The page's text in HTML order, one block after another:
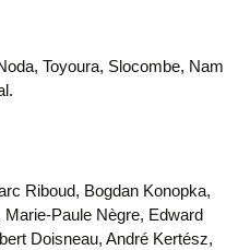
Toyoura, Slocombe, Nam
Riboud, Bogdan Konopka,
Paule Nègre, Edward
Doisneau, André Kertész,